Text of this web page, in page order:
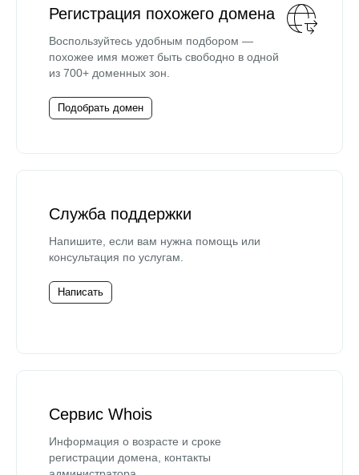
Регистрация похожего домена
Воспользуйтесь удобным подбором —
похожее имя может быть свободно в одной
из 700+ доменных зон.
Подобрать домен
Служба поддержки
Напишите, если вам нужна помощь или
консультация по услугам.
Написать
Сервис Whois
Информация о возрасте и сроке
регистрации домена, контакты